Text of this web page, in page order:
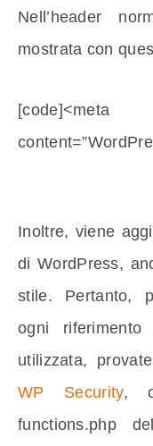
Nell’header
mostrata con
Inoltre, viene
di WordPress,
stile. Pertanto,
ogni
utilizzata,
WP Security,
functions.php